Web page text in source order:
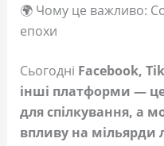
🌍 Чому це важливо:
епохи
Сьогодні Facebook,
інші платформи — це
для спілкування, а
впливу на мільярди